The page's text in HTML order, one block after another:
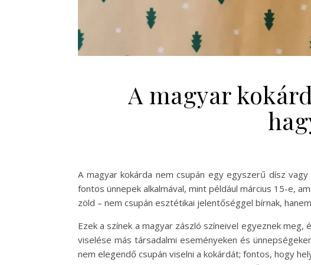
A magyar
A magyar kokárda nem csupán egy egyszerű dísz
fontos ünnepek alkalmával, mint például március 15-e,
zöld – nem csupán esztétikai jelentőséggel bírnak,
Ezek a színek a magyar zászló színeivel egyeznek
viselése más társadalmi eseményeken és
nem elegendő csupán viselni a kokárdát; fontos, hogy